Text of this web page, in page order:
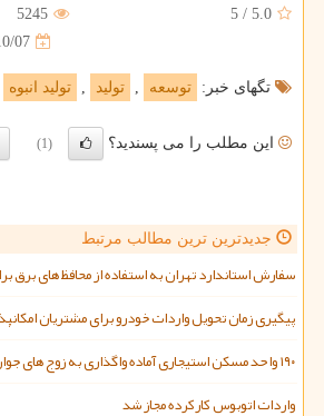
5.0
/
5
5245
07
تگهای خبر: توسعه , تولید , تولید انبوه
این مطلب را می پسندید؟ (1)
جدیدترین ترین مطالب مرتبط
سفارش استاندارد تهران به استفاده از محافظ های برق
پیگیری زمان تحویل واردات خودرو برای مشتریان
۱۹۰ واحد مسکن استیجاری آماده واگذاری به زوج های جوان است
واردات اتوبوس کارکرده مجاز شد